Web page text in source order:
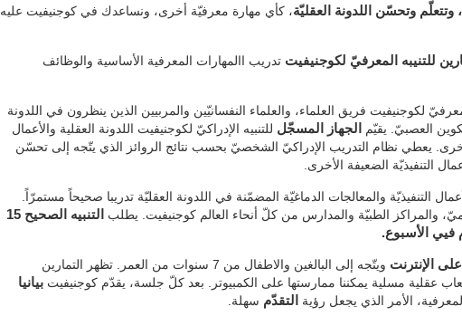
وتتعلّم وتحسّن اللدونة العقليّة، كأي مهارة معرفيّة أخرى، ونساعدك في كوجنيفيت عليه
للتنيبه المعرفيّ لكوجنيفيت تدريب االمهارات المعرفية الأساسية والوظائف
لكوجنيفيت فريق العلماء، والعلماء النفسانيّين والمربيين الذين ينظرون في اللدونة
العصبيّ. يقيّم
الجهاز المسجّل للتنبيه الإدراكيّ لكوجنيفيت اللدونة العقلية والأعمال
يعطي نظام التدريب الإدراكيّ الشخصيّ بحسب نتائج الروائز الذي يتّجه إلى تحسّن
التنفيذيّة الضعيفة الأخرى.
التنفيذيّة والمعالجات الدماغيّة المضمّنة في اللدونة العقليّة تدريبا صحيحاً مستمرّاً.
والمراكز الطبيّة والمدارس من كلّ أنحاء العالم كوجنيفيت. يطلب
التنبيه الصحيح 15
الإنترنت
ويتّجه إلى البالغين والاطفال من 7 سنوات من العمر. تظهر التمارين
عقلية مسلية يمكننا ممارستها على الكمبيوتر. بعد كلّ جلسة، يقدّم كوجنيفيت بيانيا
الأمر الذي يجعل رؤية التقدّم سهلة.